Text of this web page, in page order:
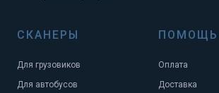
СКАНЕРЫ
Для грузовиков
Для автобусов
ПОМОЩЬ
Оплата
Доставка